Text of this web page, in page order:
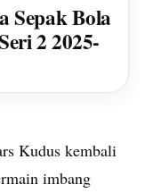
Sepak Bola
2 2025-
Kudus kembali
imbang